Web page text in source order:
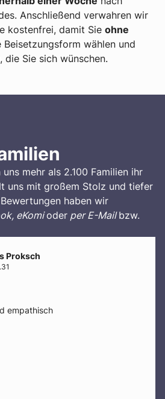
Anschließend verwahren wir
kostenfrei, damit Sie ohne
Beisetzungsform wählen und
die Sie sich wünschen.
mehr als 2.100 Familien ihr
uns mit großem Stolz und tiefer
haben wir
eKomioder per E-Mailbzw.